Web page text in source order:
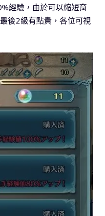
經驗，由於可以縮短育
後2級有點貴，各位可視